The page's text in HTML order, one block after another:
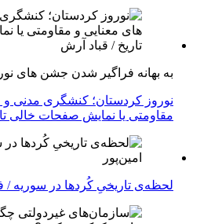
به بهانه فراگیر شدن جشن های
نوروز کردستان؛ کنشگری مدنی و
مقاومتی یا نمایش صفحات خالی
لحظه‌ی تاریخیِ کُردها در سوریه /